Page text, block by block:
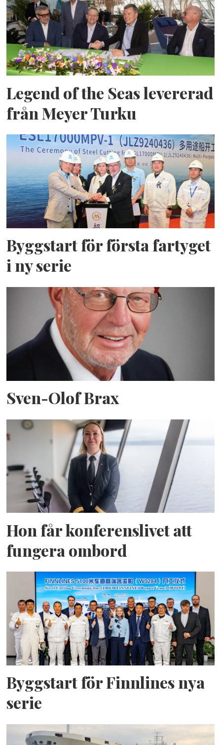
Legend of the Seas levererad
från Meyer Turku
Byggstart för första fartyget
i ny serie
Sven-Olof Brax
Hon får konferenslivet att
fungera ombord
Byggstart för Finnlines nya
serie